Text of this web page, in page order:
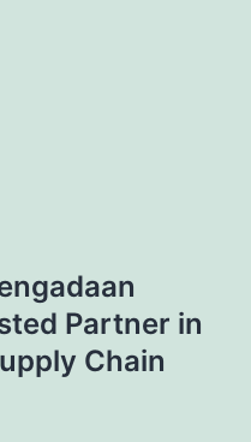
Partner in
Chain